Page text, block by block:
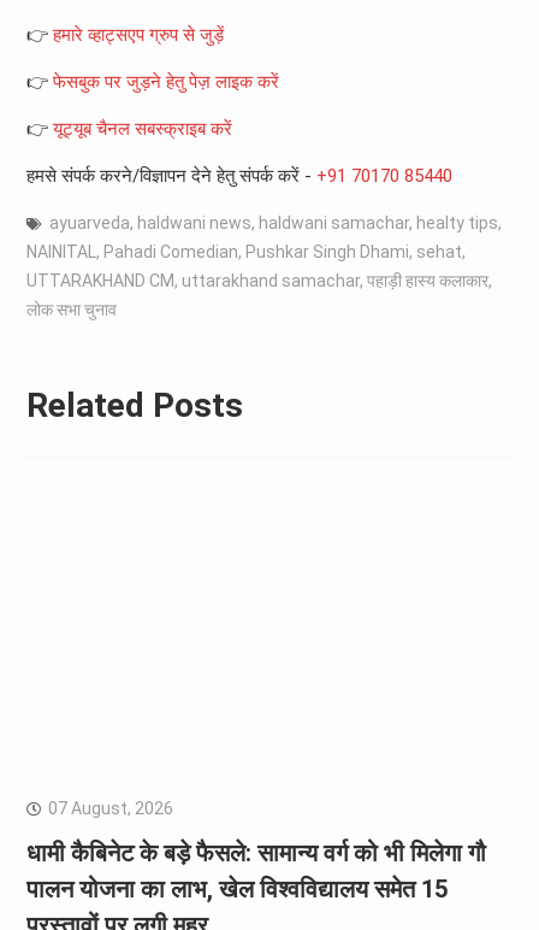
👉हमारे व्हाट्सएप ग्रुप से जुड़ें
👉फेसबुक पर जुड़ने हेतु पेज़ लाइक करें
👉यूट्यूब चैनल सबस्क्राइब करें
हमसे संपर्क करने/विज्ञापन देने हेतु संपर्क करें - +91 70170 85440
ayuarveda, haldwani news, haldwani samachar, healty tips,
NAINITAL , Pahadi Comedian, Pushkar Singh Dhami, sehat,
UTTARAKHAND CM, uttarakhand samachar, पहाड़ी हास्य कलाकार,
लोक सभा चुनाव
Related Posts
07 August, 2026
धामी कैबिनेट के बड़े फैसले: सामान्य वर्ग को भी मिलेगा गौ
पालन योजना का लाभ, खेल विश्वविद्यालय समेत 15